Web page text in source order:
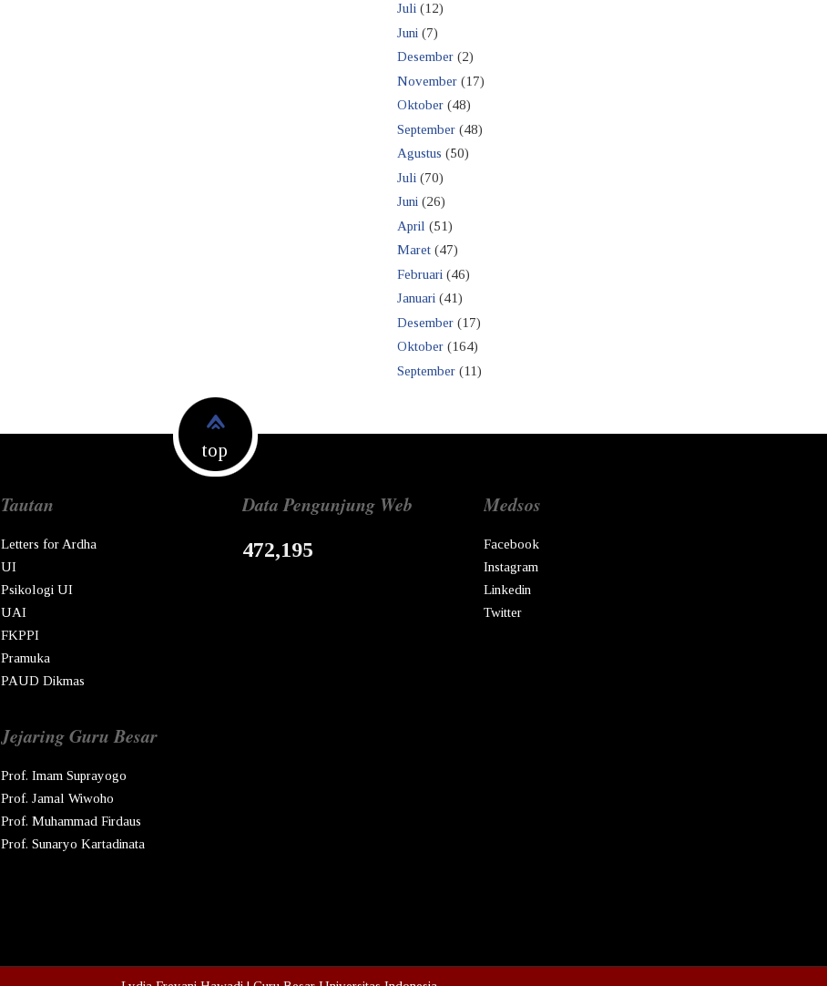
Juli (12)
Juni (7)
Desember (2)
November (17)
Oktober (48)
September (48)
Agustus (50)
Juli (70)
Juni (26)
April (51)
Maret (47)
Februari (46)
Januari (41)
Desember (17)
Oktober (164)
September (11)
top
Tautan
Letters for Ardha
UI
Psikologi UI
UAI
FKPPI
Pramuka
PAUD Dikmas
Jejaring Guru Besar
Prof. Imam Suprayogo
Prof. Jamal Wiwoho
Prof. Muhammad Firdaus
Prof. Sunaryo Kartadinata
Data Pengunjung Web
472,195
Medsos
Facebook
Instagram
Linkedin
Twitter